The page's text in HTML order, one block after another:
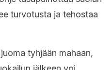
turvotusta ja tehostaa
tyhjään mahaan,